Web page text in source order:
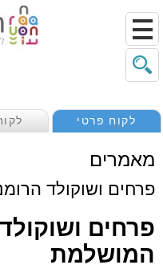
לקוח פרטי
מאמרים
פרחים ושוקולד
פרחים
המושלמת